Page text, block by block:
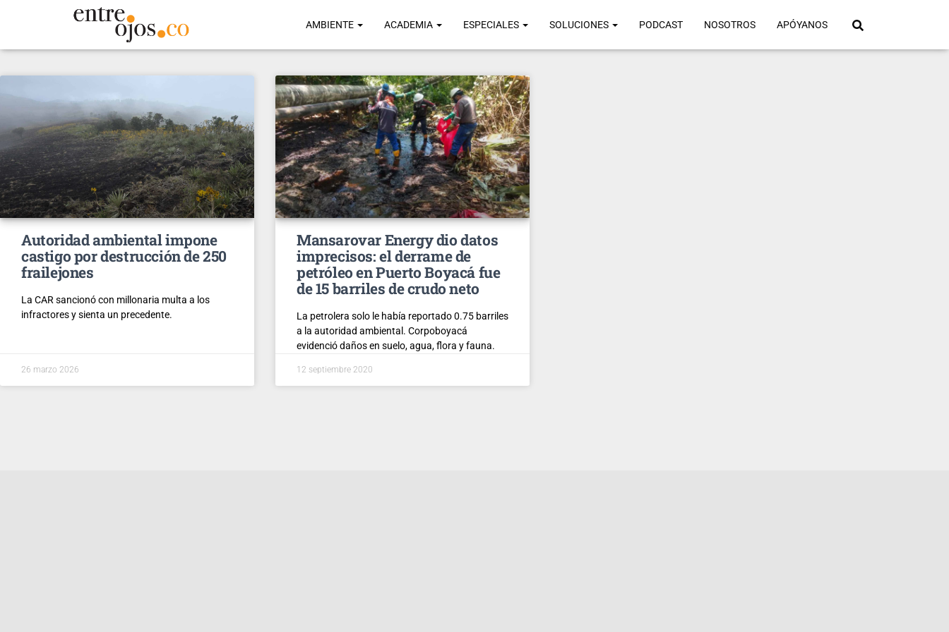
AMBIENTE ACADEMIA ESPECIALES SOLUCIONES PODCAST NOSOTROS APÓYANOS
Autoridad ambiental impone
castigo por destrucción de 250
frailejones
La CAR sancionó con millonaria multa a los
infractores y sienta un precedente.
26 marzo 2026
Mansarovar Energy dio datos
imprecisos: el derrame de
petróleo en Puerto Boyacá fue
de 15 barriles de crudo neto
La petrolera solo le había reportado 0.75 barriles
a la autoridad ambiental. Corpoboyacá
evidenció daños en suelo, agua, flora y fauna.
12 septiembre 2020